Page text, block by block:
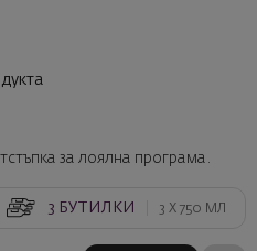
за лоялна програма.
3 БУТИЛКИ 3 X 750 МЛ